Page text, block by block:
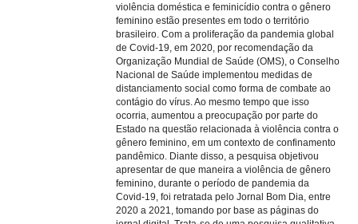
violência doméstica e feminicídio contra o gênero
feminino estão presentes em todo o território
brasileiro. Com a proliferação da pandemia global
de Covid-19, em 2020, por recomendação da
Organização Mundial de Saúde (OMS), o Conselho
Nacional de Saúde implementou medidas de
distanciamento social como forma de combate ao
contágio do vírus. Ao mesmo tempo que isso
ocorria, aumentou a preocupação por parte do
Estado na questão relacionada à violência contra o
gênero feminino, em um contexto de confinamento
pandêmico. Diante disso, a pesquisa objetivou
apresentar de que maneira a violência de gênero
feminino, durante o período de pandemia da
Covid-19, foi retratada pelo Jornal Bom Dia, entre
2020 a 2021, tomando por base as páginas do